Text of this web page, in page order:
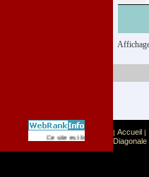
Ce site est list� dans la cat�gorie
| Accueil |